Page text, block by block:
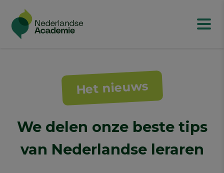
Het nieuws
We delen onze beste tips
van Nederlandse leraren